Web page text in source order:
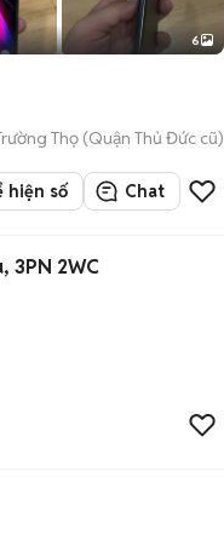
6
Thọ (Quận Thủ Đức cũ)
hiện số Chat
3PN 2WC